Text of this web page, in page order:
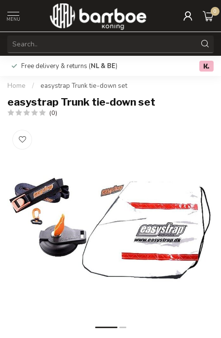
MENU
0
Free delivery & returns (NL & BE)
Home / easystrap Trunk tie-down set
easystrap Trunk tie-down set
(0)